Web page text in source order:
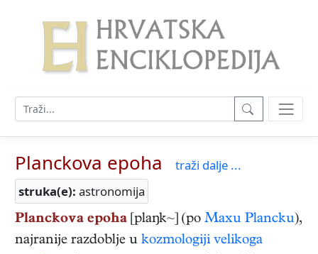
Planckova epoha
traži dalje ...
struka(e): astronomija
Planckova epoha [plaŋk~] (po Maxu Plancku),
najranije razdoblje u kozmologiji velikoga